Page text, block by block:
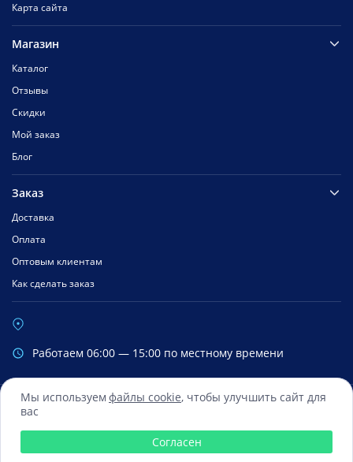
Мы используем файлы cookie, чтобы улучшить сайт для
вас
Согласен
Карта сайта
Магазин
Каталог
Отзывы
Скидки
Мой заказ
Блог
Заказ
Доставка
Оплата
Оптовым клиентам
Как сделать заказ
Работаем 06:00 — 15:00 по местному времени
Сбербанк
© 2016 — 2026 Все права зарегистрированы ООО «ФиксМобайл»